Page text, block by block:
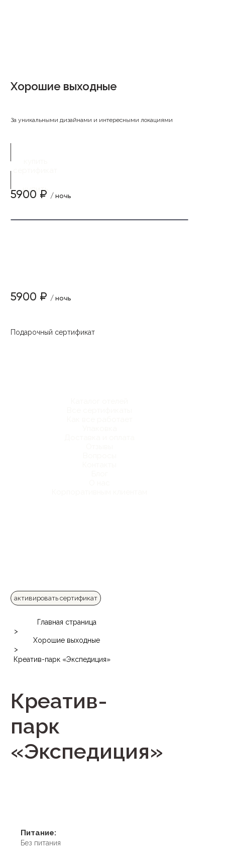
Хорошие выходные
За уникальными дизайнами и интересными локациями
купить
5900 ₽ / ночь
5900 ₽ / ночь
Подарочный сертификат
активировать сертификат
Главная страница
>
Хорошие выходные
>
Креатив-парк «Экспедиция»
Креатив-
парк
«Экспедиция»
Питание:
Без питания